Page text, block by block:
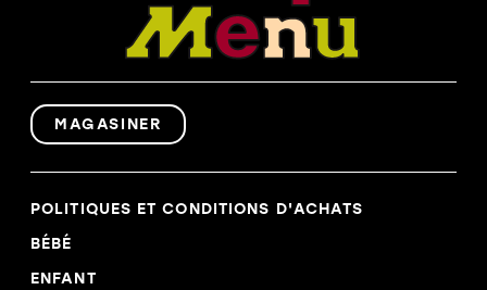
MAGASINER
POLITIQUES ET CONDITIONS D'ACHATS
BÉBÉ
ENFANT